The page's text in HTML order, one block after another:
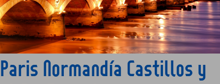
PROMOCIONES
COMPRAR
Paris Normandía Castillos y